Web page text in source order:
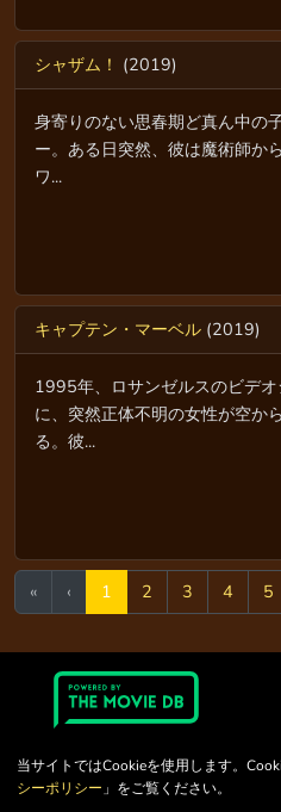
当サイトではCookieを使用します。
シーポリシー 」をご覧ください。
シャザム！ (2019)
身寄りのない思春期ど真ん中の
ー。ある日突然、彼は魔術師か
ワ...
キャプテン・マーベル (2019)
1995年、ロサンゼルスのビデ
に、突然正体不明の女性が空か
る。彼...
« ‹ 1 2 3 4 5